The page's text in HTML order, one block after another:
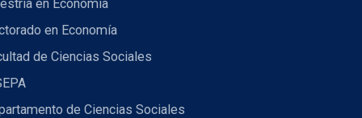
en Economía
en Economía
de Ciencias Sociales
de Ciencias Sociales